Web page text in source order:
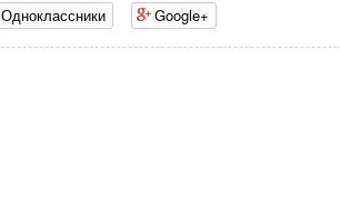
Одноклассники Google+